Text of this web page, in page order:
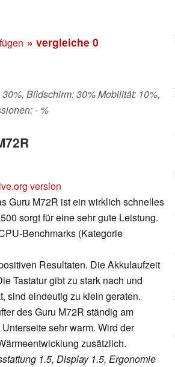
» vergleiche 0
Bildschirm: 30% Mobilität: 10%,
- %
version
Guru M72R ist ein wirklich schnelles
sorgt für eine sehr gute Leistung.
Benchmarks (Kategorie
Resultaten. Die Akkulaufzeit
Tastatur gibt zu stark nach und
sind eindeutig zu klein geraten.
des Guru M72R ständig am
sehr warm. Wird der
zusätzlich.
1.5, Display 1.5, Ergonomie